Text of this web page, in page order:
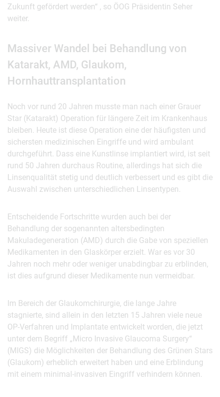
Zukunft gefördert werden“ , so ÖOG Präsidentin Seher
weiter.
Massiver Wandel bei Behandlung von
Katarakt, AMD, Glaukom,
Hornhauttransplantation
Noch vor rund 20 Jahren musste man nach einer Grauer
Star (Katarakt) Operation für längere Zeit im Krankenhaus
bleiben. Heute ist diese Operation eine der häufigsten und
sichersten medizinischen Eingriffe und wird ambulant
durchgeführt. Dass eine Kunstlinse implantiert wird, ist seit
rund 50 Jahren durchaus Routine, allerdings hat sich die
Linsenqualität stetig und deutlich verbessert und es gibt die
Auswahl zwischen unterschiedlichen Linsentypen.
Entscheidende Fortschritte wurden auch bei der
Behandlung der sogenannten altersbedingten
Makuladegeneration (AMD) durch die Gabe von speziellen
Medikamenten in den Glaskörper erzielt. War es vor 30
Jahren noch mehr oder weniger unabdingbar zu erblinden,
ist dies aufgrund dieser Medikamente nun vermeidbar.
Im Bereich der Glaukomchirurgie, die lange Jahre
stagnierte, sind allein in den letzten 15 Jahren viele neue
OP-Verfahren und Implantate entwickelt worden, die jetzt
unter dem Begriff „Micro Invasive Glaucoma Surgery“
(MIGS) die Möglichkeiten der Behandlung des Grünen Stars
(Glaukom) erheblich erweitert haben und eine Erblindung
mit einem minimal-invasiven Eingriff verhindern können.